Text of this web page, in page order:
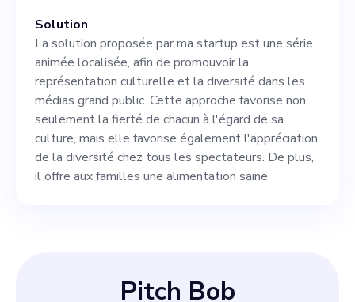
Solution
La solution proposée par ma startup est une série
animée localisée, afin de promouvoir la
représentation culturelle et la diversité dans les
médias grand public. Cette approche favorise non
seulement la fierté de chacun à l'égard de sa
culture, mais elle favorise également l'appréciation
de la diversité chez tous les spectateurs. De plus,
il offre aux familles une alimentation saine
Pitch Bob